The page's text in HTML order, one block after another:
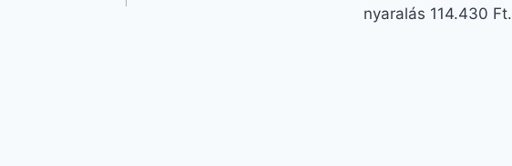
nyaralás 114.430 Ft.